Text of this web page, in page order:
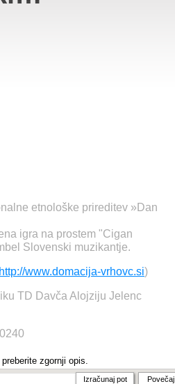
etnološke prireditev »Dan
igra na prostem "Cigan
Slovenski muzikantje.
http://www.domacija-vrhovc.si)
TD Davča Alojziju Jelenc
zgornji opis.
Izračunaj pot Povečaj